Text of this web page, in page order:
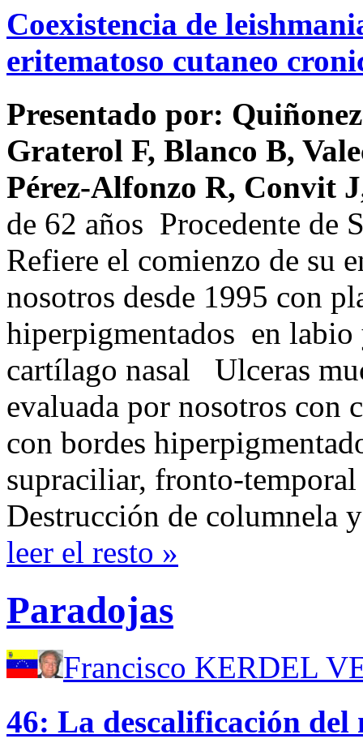
Coexistencia de
eritematoso cutaneo
Presentado por:
Graterol F, Blanco B,
Pérez-Alfonzo R, Convit
de 62 años Procedente de
Refiere el comienzo de su
nosotros desde 1995 con
hiperpigmentados en
cartílago nasal Ulceras
evaluada por nosotros con
con bordes
supraciliar, fronto-
Destrucción de columnela
leer el resto »
Paradojas
Francisco KERDEL
46: La descalificación del